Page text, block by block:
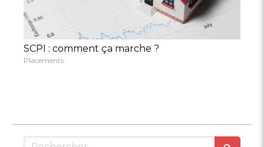
SCPI : comment ça marche ?
Placements
Rechercher